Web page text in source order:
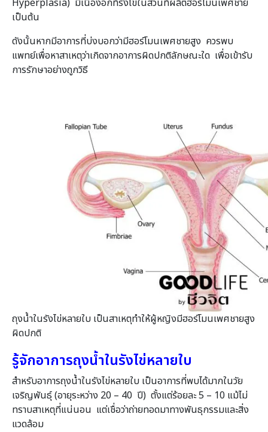
เป็นต้น
ดังนั้นหากมีอาการที่บ่งบอกว่ามีฮอร์โมนเพศชายสูง ควรพบ
แพทย์เพื่อหาสาเหตุว่าเกิดจากอาการผิดปกติลักษณะใด เพื่อเข้ารับ
การรักษาอย่างถูกวิธี
ถุงน้ำในรังไข่หลายใบ เป็นสาเหตุทำให้ผู้หญิงมีฮอร์โมนเพศชายสูง
ผิดปกติ
รู้จักอาการถุงน้ำในรังไข่หลายใบ
สำหรับอาการถุงน้ำในรังไข่หลายใบ เป็นอาการที่พบได้มากในวัย
เจริญพันธุ์ (อายุระหว่าง 20 – 40 ปี) ตั้งแต่ร้อยละ 5 – 10 แม้ไม่
ทราบสาเหตุที่แน่นอน แต่เชื่อว่าถ่ายทอดมาทางพันธุกรรมและสิ่ง
แวดล้อม